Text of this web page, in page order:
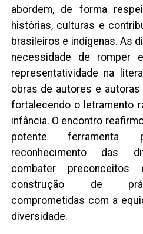
abordem, de forma
histórias, culturas e
brasileiros e indígenas. As
necessidade de romper
representatividade na
obras de autores e
fortalecendo o letramento
infância. O encontro
potente ferramenta
reconhecimento das
combater
construção de
comprometidas com a
diversidade.